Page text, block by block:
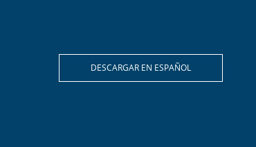
DESCARGAR EN ESPAÑOL